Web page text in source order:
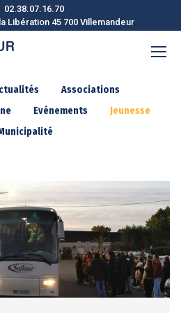
02.38.07.16.70
Libération 45 700 Villemandeur
Associations
Evénements
Jeunesse